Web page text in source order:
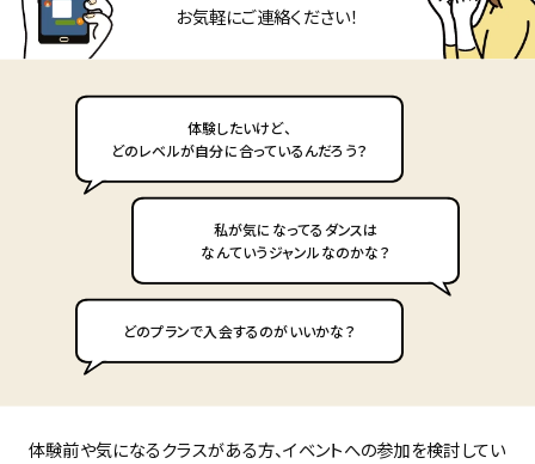
お気軽にご連絡ください！
体験したいけど、
どのレベルが自分に合っているんだろう？
私が気になってるダンスは
なんていうジャンルなのかな？
どのプランで入会するのがいいかな？
体験前や気になるクラスがある方、イベントへの参加を検討してい